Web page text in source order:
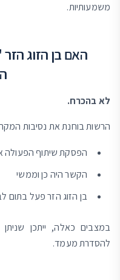
משמעותיות.
האם בן הזוג
לא בהכרח.
הרשות בוחנת את נסיבות
הפסקת שיתוף הפעולה
הקשר היה כן וממשי
בן הזוג הזר פעל בתום
במצבים כאלה, ייתכן
להסדרת מעמד.